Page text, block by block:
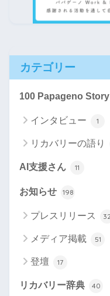
カテゴリー
100 Papageno Story
インタビュー 1
リカバリーの語り
AI支援さん 11
お知らせ 198
プレスリリース 32
メディア掲載 51
登壇 17
リカバリー辞典 40